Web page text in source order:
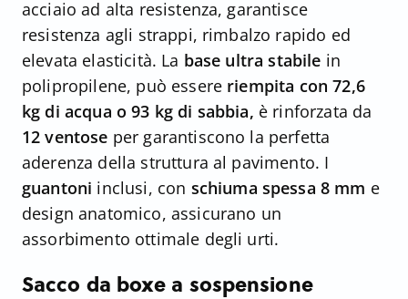
acciaio ad alta resistenza, garantisce
resistenza agli strappi, rimbalzo rapido ed
elevata elasticità. La base ultra stabile in
polipropilene, può essere riempita con 72,6
kg di acqua o 93 kg di sabbia, è rinforzata da
12 ventose per garantiscono la perfetta
aderenza della struttura al pavimento. I
guantoni inclusi, con schiuma spessa 8 mm e
design anatomico, assicurano un
assorbimento ottimale degli urti.
Sacco da boxe a sospensione